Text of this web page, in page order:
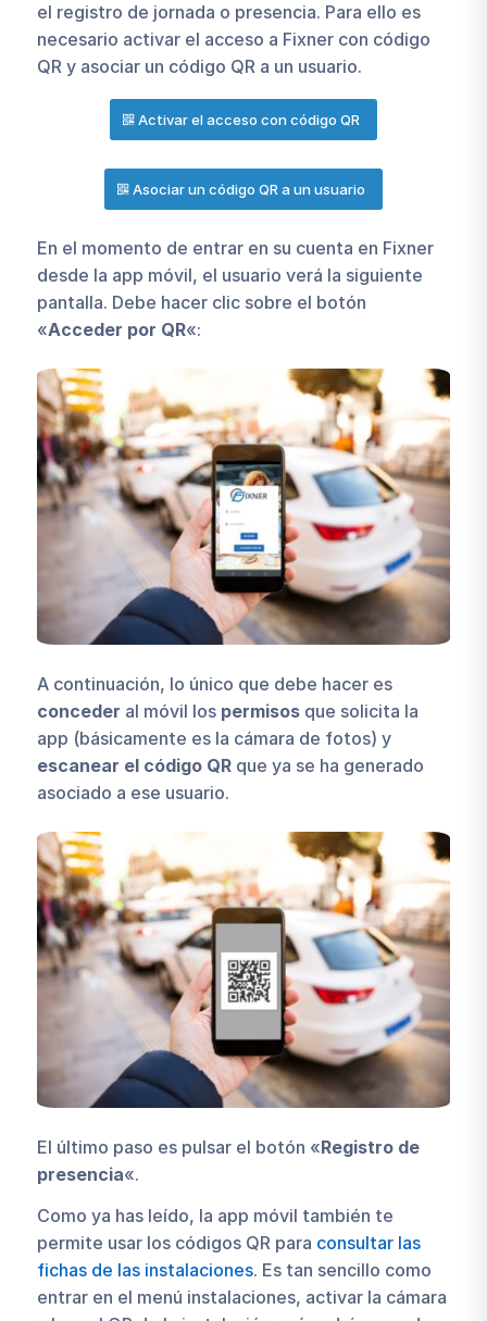
el registro de jornada o presencia. Para ello es
necesario activar el acceso a Fixner con código
QR y asociar un código QR a un usuario.
Activar el acceso con código QR
Asociar un código QR a un usuario
En el momento de entrar en su cuenta en Fixner
desde la app móvil, el usuario verá la siguiente
pantalla. Debe hacer clic sobre el botón
«Acceder por QR«:
A continuación, lo único que debe hacer es
conceder al móvil los permisosque solicita la
app (básicamente es la cámara de fotos) y
escanear el código QRque ya se ha generado
asociado a ese usuario.
El último paso es pulsar el botón «Registro de
presencia«.
Como ya has leído, la app móvil también te
permite usar los códigos QR para consultar las
fichas de las instalaciones. Es tan sencillo como
entrar en el menú instalaciones, activar la cámara